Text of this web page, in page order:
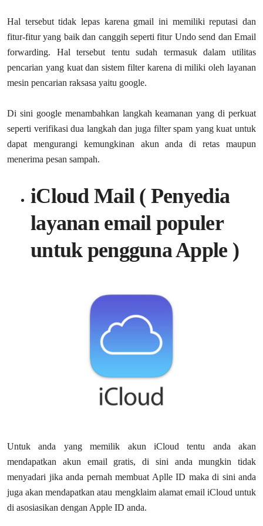
Hal tersebut tidak lepas karena gmail ini memiliki reputasi dan
fitur-fitur yang baik dan canggih seperti fitur Undo send dan Email
forwarding. Hal tersebut tentu sudah termasuk dalam utilitas
pencarian yang kuat dan sistem filter karena di miliki oleh layanan
mesin pencarian raksasa yaitu google.
Di sini google menambahkan langkah keamanan yang di perkuat
seperti verifikasi dua langkah dan juga filter spam yang kuat untuk
dapat mengurangi kemungkinan akun anda di retas maupun
menerima pesan sampah.
iCloud Mail ( Penyedia
layanan email populer
untuk pengguna Apple )
Untuk anda yang memilik akun iCloud tentu anda akan
mendapatkan akun email gratis, di sini anda mungkin tidak
menyadari jika anda pernah membuat Aplle ID maka di sini anda
juga akan mendapatkan atau mengklaim alamat email iCloud untuk
di asosiasikan dengan Apple ID anda.